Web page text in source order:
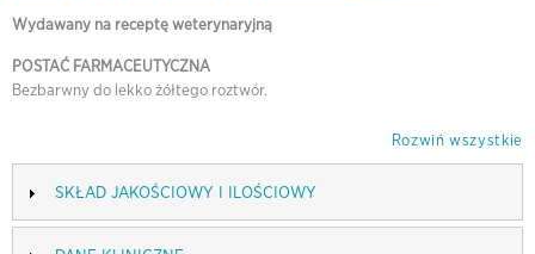
Wydawany na receptę weterynaryjną
POSTAĆ FARMACEUTYCZNA
Bezbarwny do lekko żółtego roztwór.
Rozwiń wszystkie
SKŁAD JAKOŚCIOWY I ILOŚCIOWY